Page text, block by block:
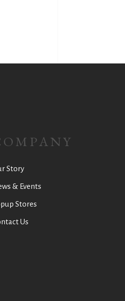
Story
& Events
Stores
Us